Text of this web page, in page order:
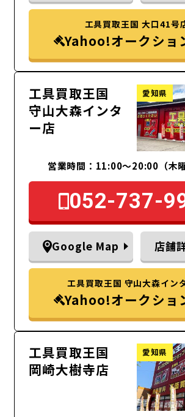
工具買取王国 大口41号
Yahoo!オークショ
工具買取王国
守山大森インタ
ー店
愛知県
営業時間：11:00～20:00（木曜
052-737-
Google Map 店舗
工具買取王国 守山大森イン
Yahoo!オークショ
工具買取王国
岡崎大樹寺店
愛知県